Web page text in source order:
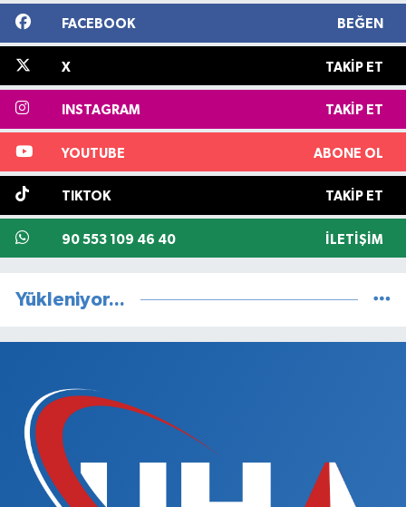
FACEBOOK BEĞEN
X TAKIP ET
INSTAGRAM TAKIP ET
YOUTUBE ABONE OL
TIKTOK TAKIP ET
90 553 109 46 40 İLETIŞIM
Yükleniyor...